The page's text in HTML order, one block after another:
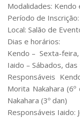
Assessorias e
Aplicativos e
Jornal da USP
Agenda de
Defesa de Teses
Modalidades: Kendo
Período de
Local: Salão de
Dias e horários:
Kendo – Sexta-
Iaido – Sábados,
Responsáveis
Morita Nakahara
Nakahara (3º dan)
Responsáveis Iaido: